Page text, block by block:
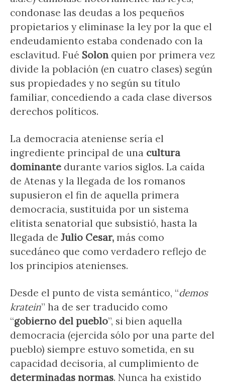
condonase las deudas a los pequeños
propietarios y eliminase la ley por la que el
endeudamiento estaba condenado con la
esclavitud. Fué Solon quien por primera vez
divide la población (en cuatro clases) según
sus propiedades y no según su título
familiar, concediendo a cada clase diversos
derechos políticos.
La democracia ateniense sería el
ingrediente principal de una cultura
dominante durante varios siglos. La caída
de Atenas y la llegada de los romanos
supusieron el fin de aquella primera
democracia, sustituida por un sistema
elitista senatorial que subsistió, hasta la
llegada de Julio Cesar, más como
sucedáneo que como verdadero reflejo de
los principios atenienses.
Desde el punto de vista semántico, “demos
kratein” ha de ser traducido como
“gobierno del pueblo”, si bien aquella
democracia (ejercida sólo por una parte del
pueblo) siempre estuvo sometida, en su
capacidad decisoria, al cumplimiento de
determinadas normas. Nunca ha existido